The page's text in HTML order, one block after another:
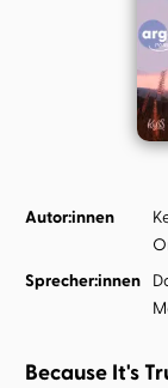
Autor:innen
Sprecher:innen
Because It's